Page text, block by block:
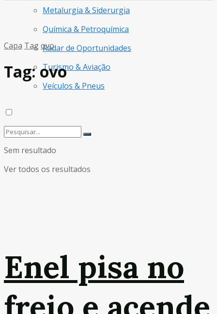
Metalurgia & Siderurgia
Química & Petroquímica
Radar de Oportunidades
Turismo & Aviação
Veículos & Pneus
Sem resultado
Ver todos os resultados
Capa Tagovo
Tag:ovo
Enel pisa no